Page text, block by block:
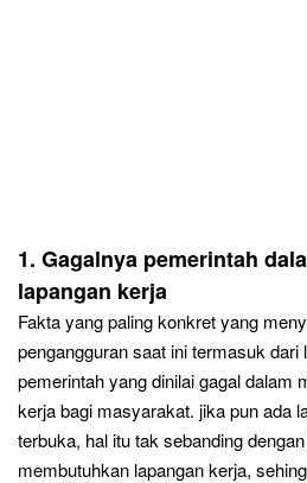
1. Gagalnya pemerintah
lapangan kerja
Fakta yang paling konkret yang
pengangguran saat ini termasuk dari
pemerintah yang dinilai gagal dalam
kerja bagi masyarakat. jika pun ada
terbuka, hal itu tak sebanding
membutuhkan lapangan kerja,